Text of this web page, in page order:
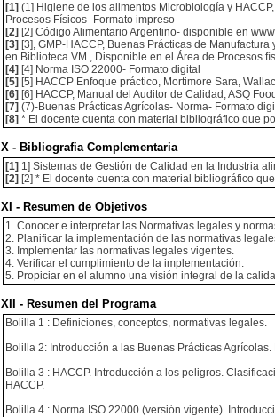
[1] (1] Higiene de los alimentos Microbiología y
Procesos Físicos- Formato impreso
[2] [2] Código Alimentario Argentino- disponible en
[3] [3], GMP-HACCP, Buenas Prácticas de
en Biblioteca VM , Disponible en el Área de Procesos
[4] [4] Norma ISO 22000- Formato digital
[5] [5] HACCP Enfoque práctico, Mortimore Sara,
[6] [6] HACCP, Manual del Auditor de Calidad, ASQ
[7] (7)-Buenas Prácticas Agrícolas- Norma- Formato
[8] * El docente cuenta con material bibliográfico que
X - Bibliografia Complementaria
[1] 1] Sistemas de Gestión de Calidad en la Industria
[2] [2] * El docente cuenta con material bibliográfico
XI - Resumen de Objetivos
1. Conocer e interpretar las Normativas legales y
2. Planificar la implementación de las normativas
3. Implementar las normativas legales vigentes.
4. Verificar el cumplimiento de la implementación.
5. Propiciar en el alumno una visión integral de la
XII - Resumen del Programa
Bolilla 1 : Definiciones, conceptos, normativas legales.
Bolilla 2: Introducción a las Buenas Prácticas
Bolilla 3 : HACCP. Introducción a los peligros.
HACCP.
Bolilla 4 : Norma ISO 22000 (versión vigente).